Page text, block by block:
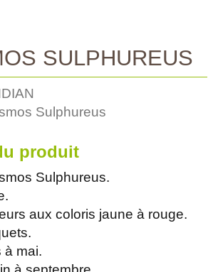
SULPHUREUS
Sulphureus
produit
Sulphureus.
aux coloris jaune à rouge.
à mai.